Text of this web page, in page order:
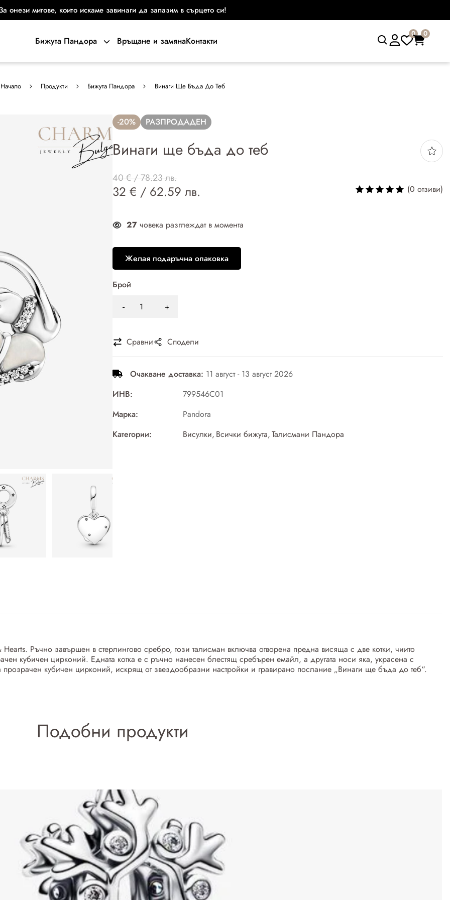
онези мигове, които искаме завинаги да запазим в сърцето си!
Бижута Пандора Връщане и замянаКонтакти
0 0
Начало Продукти Бижута Пандора Винаги Ще Бъда До Теб
-20% РАЗПРОДАДЕН
Винаги ще бъда до теб
40 € / 78.23 лв.
32 € / 62.59 лв. (0 отзиви)
27 човека разглеждат в момента
Желая подаръчна опаковка
Брой
Сравни Сподели
Очакване доставка: 11 август - 13 август 2026
ИНВ:
799546C01
Марка:
Pandora
Категории:
Висулки, Всички бижута,Талисмани Пандора
Ръчно завършен в стерлингово сребро, този талисман включва отворена предна висяща с две котки, чиито
кубичен цирконий. Едната котка е с ръчно нанесен блестящ сребърен емайл, а другата носи яка, украсена с
кубичен цирконий, искрящ от звездообразни настройки и гравирано послание „Винаги ще бъда до теб“.
Подобни продукти